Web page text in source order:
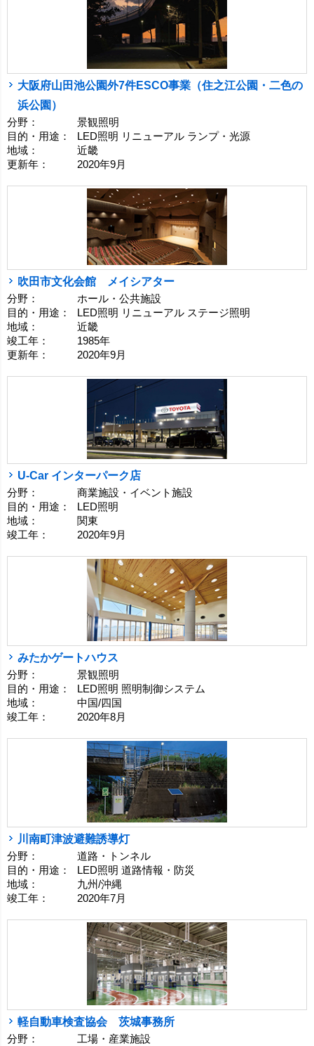
大阪府山田池公園外7件ESCO事業（住之江公園・二色の
浜公園）
分野：
景観照明
目的・用途：
LED照明 リニューアル ランプ・光源
地域：
近畿
更新年：
2020年9月
吹田市文化会館 メイシアター
分野：
ホール・公共施設
目的・用途：
LED照明 リニューアル ステージ照明
地域：
近畿
竣工年：
1985年
更新年：
2020年9月
U-Car インターパーク店
分野：
商業施設・イベント施設
目的・用途：
LED照明
地域：
関東
竣工年：
2020年9月
みたかゲートハウス
分野：
景観照明
目的・用途：
LED照明 照明制御システム
地域：
中国/四国
竣工年：
2020年8月
川南町津波避難誘導灯
分野：
道路・トンネル
目的・用途：
LED照明 道路情報・防災
地域：
九州/沖縄
竣工年：
2020年7月
軽自動車検査協会 茨城事務所
分野：
工場・産業施設